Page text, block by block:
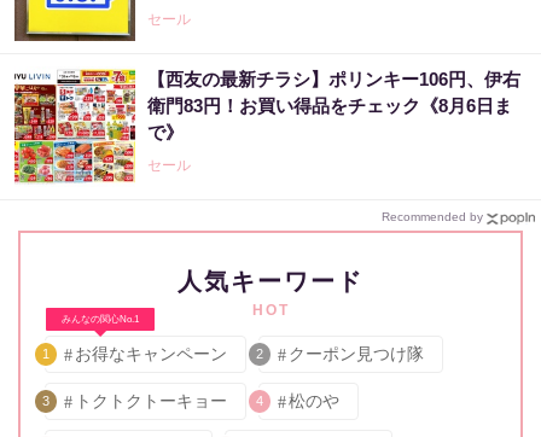
セール
【西友の最新チラシ】ポリンキー106円、伊右
衛門83円！お買い得品をチェック《8月6日ま
で》
セール
Recommended by
人気キーワード
HOT
みんなの関心No.1
1 お得なキャンペーン 2 クーポン見つけ隊
3 トクトクトーキョー 4 松のや